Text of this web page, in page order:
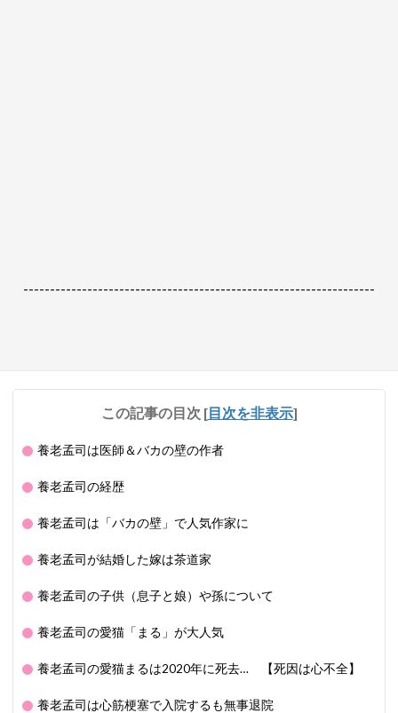
------------------------------------------------------------------
この記事の目次 [目次を非表示]
養老孟司は医師＆バカの壁の作者
養老孟司の経歴
養老孟司は「バカの壁」で人気作家に
養老孟司が結婚した嫁は茶道家
養老孟司の子供（息子と娘）や孫について
養老孟司の愛猫「まる」が大人気
養老孟司の愛猫まるは2020年に死去… 【死因は心不全】
養老孟司は心筋梗塞で入院するも無事退院